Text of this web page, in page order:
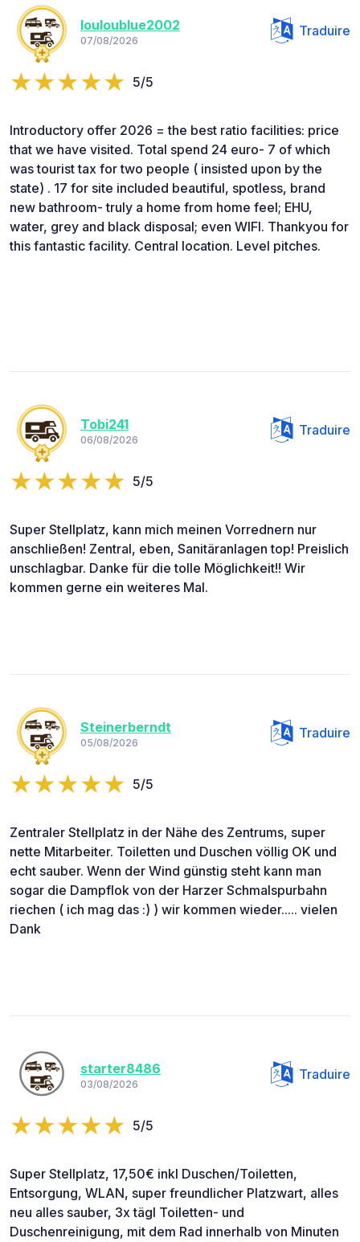
louloublue2002
07/08/2026
Traduire
5/5
Introductory offer 2026 = the best ratio facilities: price
that we have visited. Total spend 24 euro- 7 of which
was tourist tax for two people ( insisted upon by the
state) . 17 for site included beautiful, spotless, brand
new bathroom- truly a home from home feel; EHU,
water, grey and black disposal; even WIFI. Thankyou for
this fantastic facility. Central location. Level pitches.
Tobi241
06/08/2026
Traduire
5/5
Super Stellplatz, kann mich meinen Vorrednern nur
anschließen! Zentral, eben, Sanitäranlagen top! Preislich
unschlagbar. Danke für die tolle Möglichkeit!! Wir
kommen gerne ein weiteres Mal.
Steinerberndt
05/08/2026
Traduire
5/5
Zentraler Stellplatz in der Nähe des Zentrums, super
nette Mitarbeiter. Toiletten und Duschen völlig OK und
echt sauber. Wenn der Wind günstig steht kann man
sogar die Dampflok von der Harzer Schmalspurbahn
riechen ( ich mag das :) ) wir kommen wieder..... vielen
Dank
starter8486
03/08/2026
Traduire
5/5
Super Stellplatz, 17,50€ inkl Duschen/Toiletten,
Entsorgung, WLAN, super freundlicher Platzwart, alles
neu alles sauber, 3x tägl Toiletten- und
Duschenreinigung, mit dem Rad innerhalb von Minuten